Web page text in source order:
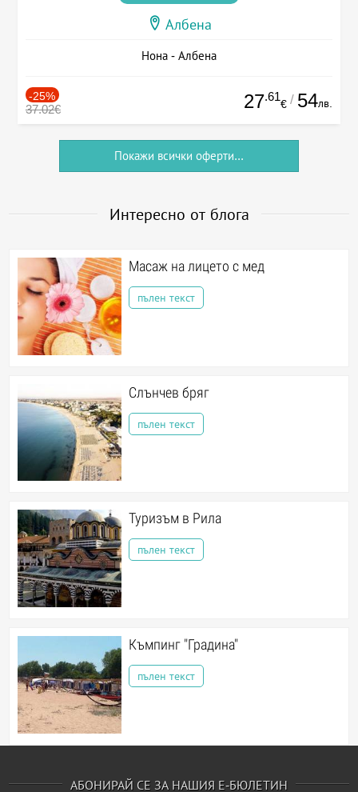
Албена
Нона - Албена
-25%
37.02€ 27.61
€ / 54лв.
Покажи всички оферти...
Интересно от блога
Масаж на лицето с мед
пълен текст
Слънчев бряг
пълен текст
Туризъм в Рила
пълен текст
Къмпинг "Градина"
пълен текст
АБОНИРАЙ СЕ ЗА НАШИЯ Е-БЮЛЕТИН